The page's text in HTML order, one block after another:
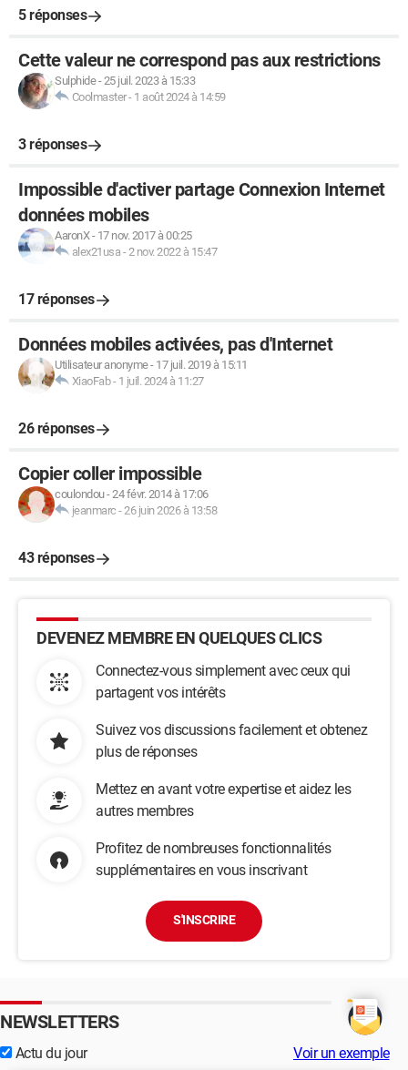
5 réponses
Cette valeur ne correspond pas aux restrictions
Sulphide-25 juil. 2023 à 15:33
Coolmaster- 1 août 2024 à 14:59
3 réponses
Impossible d'activer partage Connexion Internet
données mobiles
AaronX- 17 nov. 2017 à 00:25
alex21usa -2 nov. 2022 à 15:47
17 réponses
Données mobiles activées, pas d'Internet
Utilisateur anonyme- 17 juil. 2019 à 15:11
XiaoFab- 1 juil. 2024 à 11:27
26 réponses
Copier coller impossible
coulondou-24 févr. 2014 à 17:06
jeanmarc -26 juin 2026 à 13:58
43 réponses
DEVENEZ MEMBRE EN QUELQUES CLICS
Connectez-vous simplement avec ceux qui
partagent vos intérêts
Suivez vos discussions facilement et obtenez
plus de réponses
Mettez en avant votre expertise et aidez les
autres membres
Profitez de nombreuses fonctionnalités
supplémentaires en vous inscrivant
S'INSCRIRE
NEWSLETTERS
Actu du jour Voir un exemple